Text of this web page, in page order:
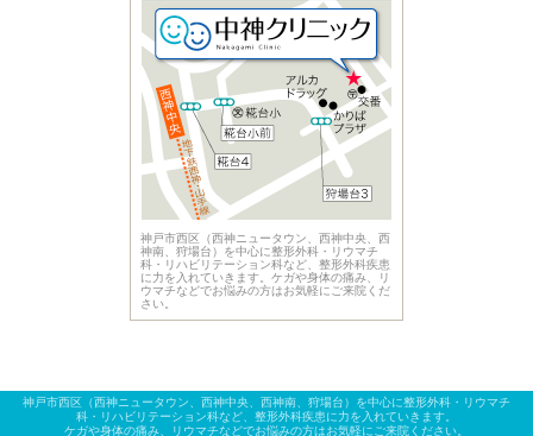
神戸市西区（西神ニュータウン、西神中央、西
神南、狩場台）を中心に整形外科・リウマチ
科・リハビリテーション科など、整形外科疾患
に力を入れていきます。ケガや身体の痛み、リ
ウマチなどでお悩みの方はお気軽にご来院くだ
さい。
神戸市西区（西神ニュータウン、西神中央、西神南、狩場台）を中心に整形外科・リウマチ
科・リハビリテーション科など、整形外科疾患に力を入れていきます。
ケガや身体の痛み、リウマチなどでお悩みの方はお気軽にご来院ください。